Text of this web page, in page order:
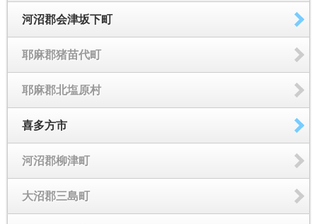
河沼郡会津坂下町
耶麻郡猪苗代町
耶麻郡北塩原村
喜多方市
河沼郡柳津町
大沼郡三島町